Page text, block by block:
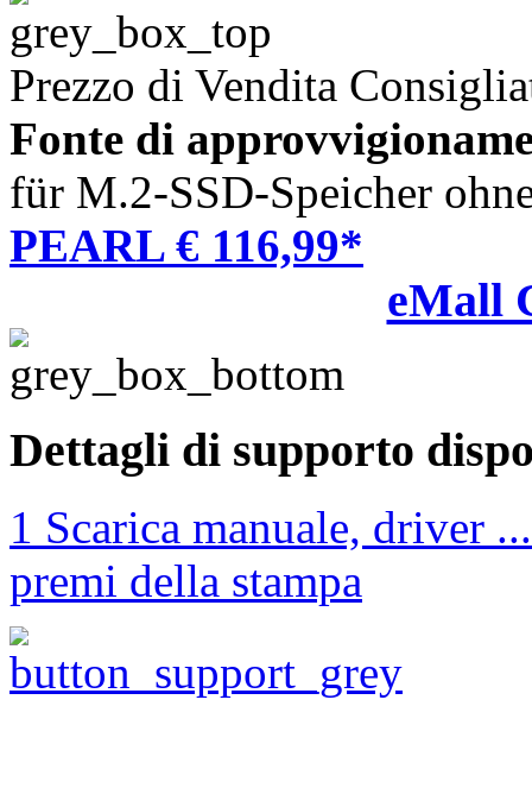
Prezzo di Vendita
Fonte di
für M.2-SSD-Speicher
PEARL € 116,99*
eMall
Dettagli di supporto
1 Scarica manuale, driver ...
premi della stampa